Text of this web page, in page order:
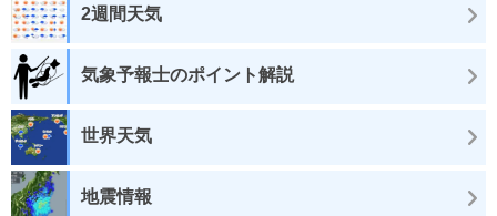
2週間天気
気象予報士のポイント解説
世界天気
地震情報